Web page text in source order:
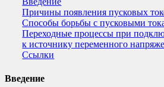
Причины появления пусковых
Способы борьбы с пусковыми
Переходные процессы при
к источнику переменного
Ссылки
Введение